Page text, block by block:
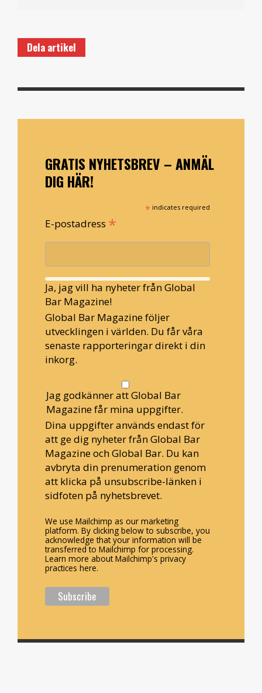
Dela artikel
GRATIS NYHETSBREV – ANMÄL
DIG HÄR!
* indicates required
E-postadress *
Ja, jag vill ha nyheter från Global
Bar Magazine!
Global Bar Magazine följer
utvecklingen i världen. Du får våra
senaste rapporteringar direkt i din
inkorg.
Jag godkänner att Global Bar
Magazine får mina uppgifter.
Dina uppgifter används endast för
att ge dig nyheter från Global Bar
Magazine och Global Bar. Du kan
avbryta din prenumeration genom
att klicka på unsubscribe-länken i
sidfoten på nyhetsbrevet.
We use Mailchimp as our marketing
platform. By clicking below to subscribe, you
acknowledge that your information will be
transferred to Mailchimp for processing.
Learn more about Mailchimp's privacy
practices here.